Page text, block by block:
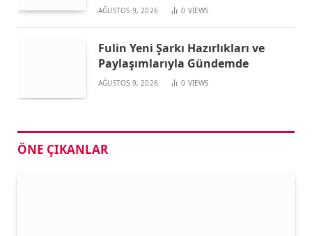
AĞUSTOS 9, 2026 0 VIEWS
Fulin Yeni Şarkı Hazırlıkları ve
Paylaşımlarıyla Gündemde
AĞUSTOS 9, 2026 0 VIEWS
ÖNE ÇIKANLAR